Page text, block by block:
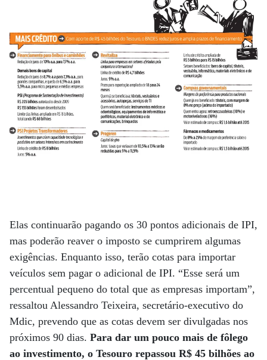
Elas continuarão pagando os 30 pontos adicionais de IPI,
mas poderão reaver o imposto se cumprirem algumas
exigências. Enquanto isso, terão cotas para importar
veículos sem pagar o adicional de IPI. “Esse será um
percentual pequeno do total que as empresas importam”,
ressaltou Alessandro Teixeira, secretário-executivo do
Mdic, prevendo que as cotas devem ser divulgadas nos
próximos 90 dias. Para dar um pouco mais de fôlego
ao investimento, o Tesouro repassou R$ 45 bilhões ao